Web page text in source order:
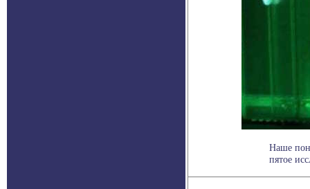
Наше
пятое